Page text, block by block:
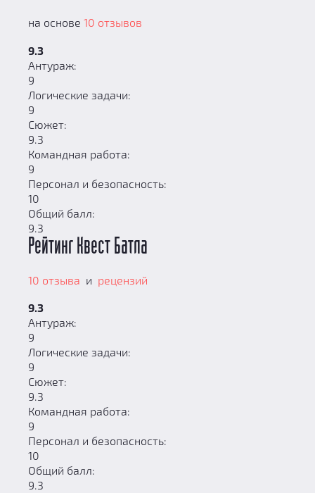
на основе 10 отзывов
9.3
Антураж:
9
Логические задачи:
9
Сюжет:
9.3
Командная работа:
9
Персонал и безопасность:
10
Общий балл:
9.3
Рейтинг Квест Батла
10 отзыва и рецензий
9.3
Антураж:
9
Логические задачи:
9
Сюжет:
9.3
Командная работа:
9
Персонал и безопасность:
10
Общий балл:
9.3